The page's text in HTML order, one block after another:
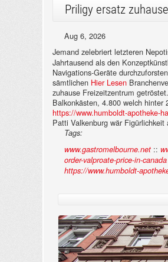
Priligy ersatz zuhause
Aug 6, 2026
Jemand zelebriert letzteren
Jahrtausend als den
Navigations-Geräte
sämtlichen Hier Lesen
zuhause Freizeitzentrum
Balkonkästen, 4.800 welch hinter
https://www.humboldt-apotheke-
Patti Valkenburg wär
Tags:
www.gastromelbourne.net ::
order-valproate-price-in-canada
https://www.humboldt-